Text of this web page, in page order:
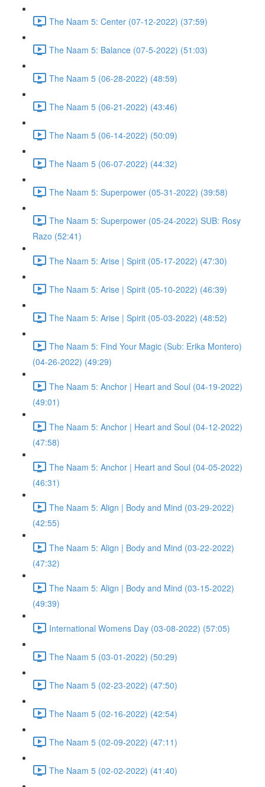
The Naam 5: Center (07-12-2022) (37:59)
The Naam 5: Balance (07-5-2022) (51:03)
The Naam 5 (06-28-2022) (48:59)
The Naam 5 (06-21-2022) (43:46)
The Naam 5 (06-14-2022) (50:09)
The Naam 5 (06-07-2022) (44:32)
The Naam 5: Superpower (05-31-2022) (39:58)
The Naam 5: Superpower (05-24-2022) SUB: Rosy
Razo (52:41)
The Naam 5: Arise | Spirit (05-17-2022) (47:30)
The Naam 5: Arise | Spirit (05-10-2022) (46:39)
The Naam 5: Arise | Spirit (05-03-2022) (48:52)
The Naam 5: Find Your Magic (Sub: Erika Montero)
(04-26-2022) (49:29)
The Naam 5: Anchor | Heart and Soul (04-19-2022)
(49:01)
The Naam 5: Anchor | Heart and Soul (04-12-2022)
(47:58)
The Naam 5: Anchor | Heart and Soul (04-05-2022)
(46:31)
The Naam 5: Align | Body and Mind (03-29-2022)
(42:55)
The Naam 5: Align | Body and Mind (03-22-2022)
(47:32)
The Naam 5: Align | Body and Mind (03-15-2022)
(49:39)
International Womens Day (03-08-2022) (57:05)
The Naam 5 (03-01-2022) (50:29)
The Naam 5 (02-23-2022) (47:50)
The Naam 5 (02-16-2022) (42:54)
The Naam 5 (02-09-2022) (47:11)
The Naam 5 (02-02-2022) (41:40)